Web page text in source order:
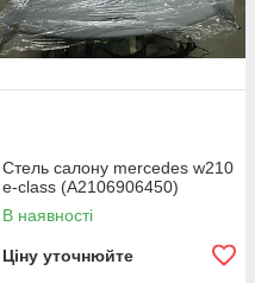
Стель салону mercedes w210
e-class (A2106906450)
В наявності
Ціну уточнюйте